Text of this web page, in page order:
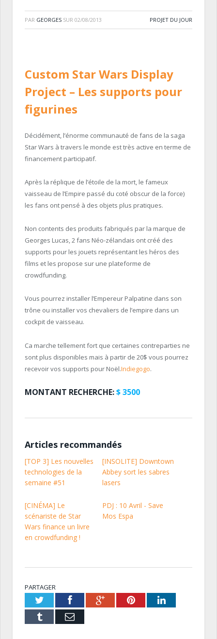
PAR GEORGES SUR 02/08/2013 PROJET DU JOUR
Custom Star Wars Display
Project – Les supports pour
figurines
Décidément, l’énorme communauté de fans de la saga
Star Wars à travers le monde est très active en terme de
financement participatif.
Après la réplique de l’étoile de la mort, le fameux
vaisseau de l’Empire passé du coté obscur de la force)
les fans ont pensé à des objets plus pratiques.
Non contents des produits fabriqués par la marque de
Georges Lucas, 2 fans Néo-zélandais ont créé des
supports pour les jouets représentant les héros des
films et les propose sur une plateforme de
crowdfunding.
Vous pourrez installer l’Empereur Palpatine dans son
trône ou installer vos chevaliers de l’empire dans un
cockpit de vaisseau.
Ca marche tellement fort que certaines contreparties ne
sont plus disponibles mais à partir de 20$ vous pourrez
recevoir vos supports pour Noël.Indiegogo.
MONTANT RECHERCHE:$ 3500
Articles recommandés
[TOP 3] Les nouvelles
technologies de la
semaine #51
[INSOLITE] Downtown
Abbey sort les sabres
lasers
[CINÉMA] Le
scénariste de Star
Wars finance un livre
en crowdfunding !
PDJ : 10 Avril - Save
Mos Espa
PARTAGER
TwitterFacebookGoogle+PinterestLinkedIn
Tumblr Email